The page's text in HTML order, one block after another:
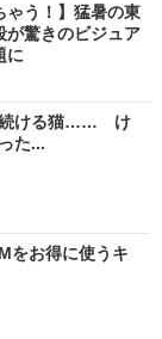
ゃう！】猛暑の東
が驚きのビジュア
に
続ける猫…… け
た...
をお得に使うキ